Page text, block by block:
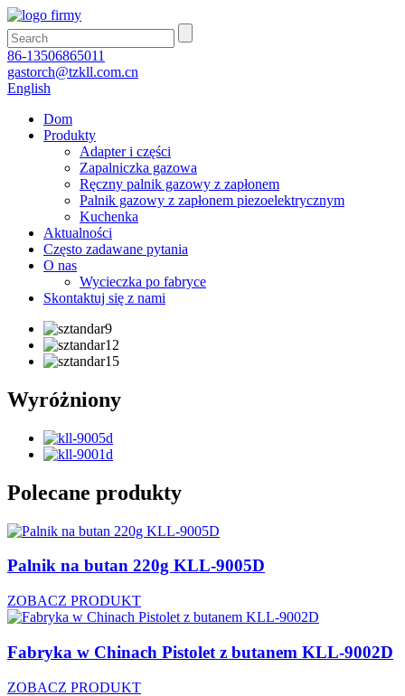
86-13506865011
gastorch@tzkll.com.cn
English
Dom
Produkty
Adapter i części
Zapalniczka gazowa
Ręczny palnik gazowy z zapłonem
Palnik gazowy z zapłonem piezoelektrycznym
Kuchenka
Aktualności
Często zadawane pytania
O nas
Wycieczka po fabryce
Skontaktuj się z nami
Wyróżniony
Polecane produkty
Palnik na butan 220g KLL-9005D
ZOBACZ PRODUKT
Fabryka w Chinach Pistolet z butanem KLL-9002D
ZOBACZ PRODUKT